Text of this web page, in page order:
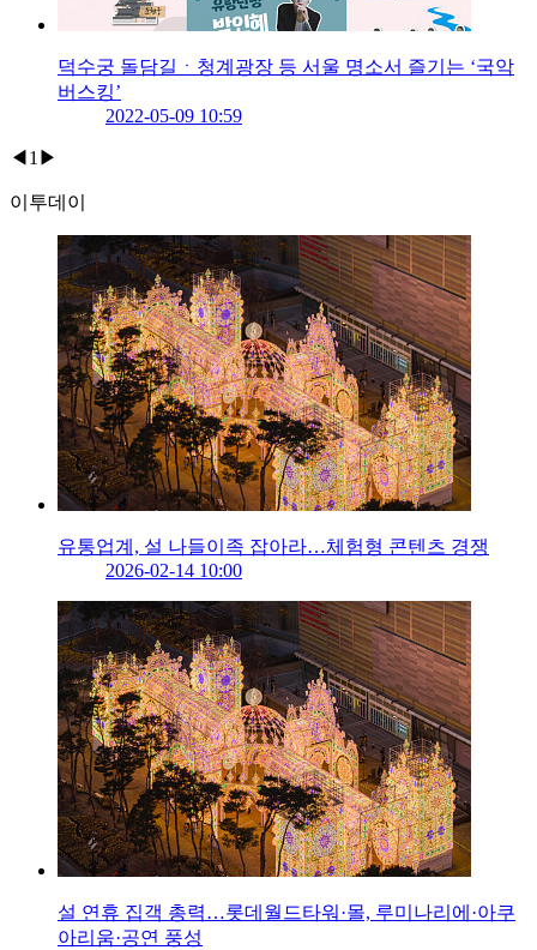
덕수궁 돌담길ㆍ청계광장 등 서울 명소서 즐기는 ‘국악
버스킹’
2022-05-09 10:59
◀ 1 ▶
이투데이
유통업계, 설 나들이족 잡아라…체험형 콘텐츠 경쟁
2026-02-14 10:00
설 연휴 집객 총력…롯데월드타워·몰, 루미나리에·아쿠
아리움·공연 풍성